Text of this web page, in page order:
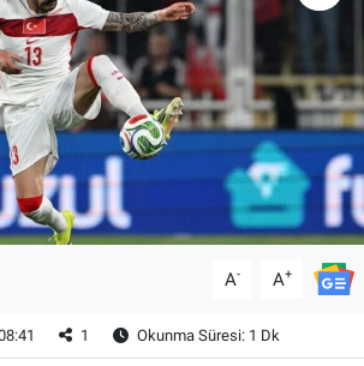
A- A+
1 Okunma Süresi: 1 Dk